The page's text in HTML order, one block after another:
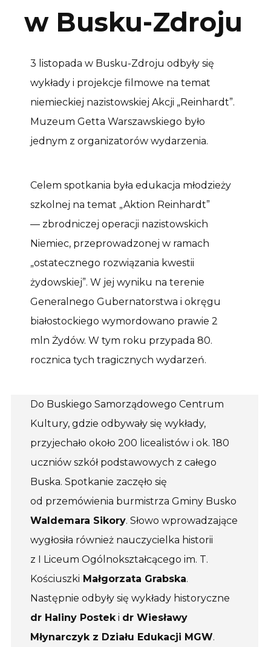
w Busku-Zdroju
3 listopada w Busku-Zdroju odbyły się
wykłady i projekcje filmowe na temat
niemieckiej nazistowskiej Akcji „Reinhardt”.
Muzeum Getta Warszawskiego było
jednym z organizatorów wydarzenia.
Celem spotkania była edukacja młodzieży
szkolnej na temat „Aktion Reinhardt”
— zbrodniczej operacji nazistowskich
Niemiec, przeprowadzonej w ramach
„ostatecznego rozwiązania kwestii
żydowskiej”. W jej wyniku na terenie
Generalnego Gubernatorstwa i okręgu
białostockiego wymordowano prawie 2
mln Żydów. W tym roku przypada 80.
rocznica tych tragicznych wydarzeń.
Do Buskiego Samorządowego Centrum
Kultury, gdzie odbywały się wykłady,
przyjechało około 200 licealistów i ok. 180
uczniów szkół podstawowych z całego
Buska. Spotkanie zaczęło się
od przemówienia burmistrza Gminy Busko
Waldemara Sikory. Słowo wprowadzające
wygłosiła również nauczycielka historii
z I Liceum Ogólnokształcącego im. T.
Kościuszki Małgorzata Grabska.
Następnie odbyły się wykłady historyczne
dr Haliny Postek i dr Wiesławy
Młynarczyk z Działu Edukacji MGW.